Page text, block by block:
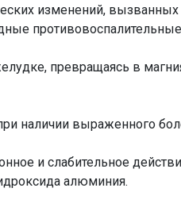
изменений,
превращаясь в
наличии выраженного
и слабительное
алюминия.